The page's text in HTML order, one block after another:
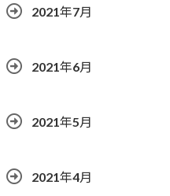
2021年7月
2021年6月
2021年5月
2021年4月